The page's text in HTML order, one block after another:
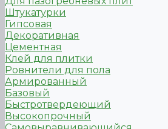
Штукатурки
Гипсовая
Декоративная
Цементная
Клей для плитки
Ровнители для пола
Армированный
Базовый
Быстротвердеющий
Высокопрочный